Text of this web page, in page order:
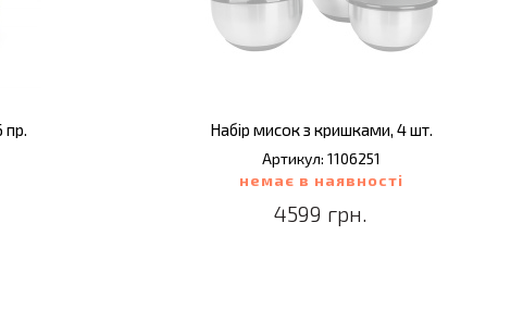
пр. Набір мисок з кришками, 4 шт.
Артикул: 1106251
немає в наявності
4599 грн.